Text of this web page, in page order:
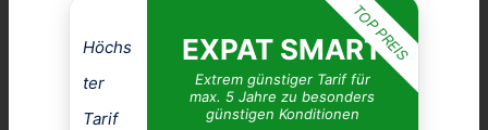
Höchs
ter
Tarif
EXPAT SMART
Extrem günstiger Tarif für
max. 5 Jahre zu besonders
günstigen Konditionen
TOP PREIS